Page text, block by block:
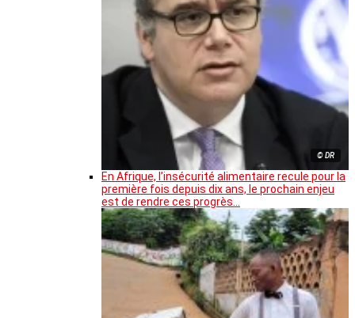
© DR
En Afrique, l’insécurité alimentaire recule pour la
première fois depuis dix ans, le prochain enjeu
est de rendre ces progrès…